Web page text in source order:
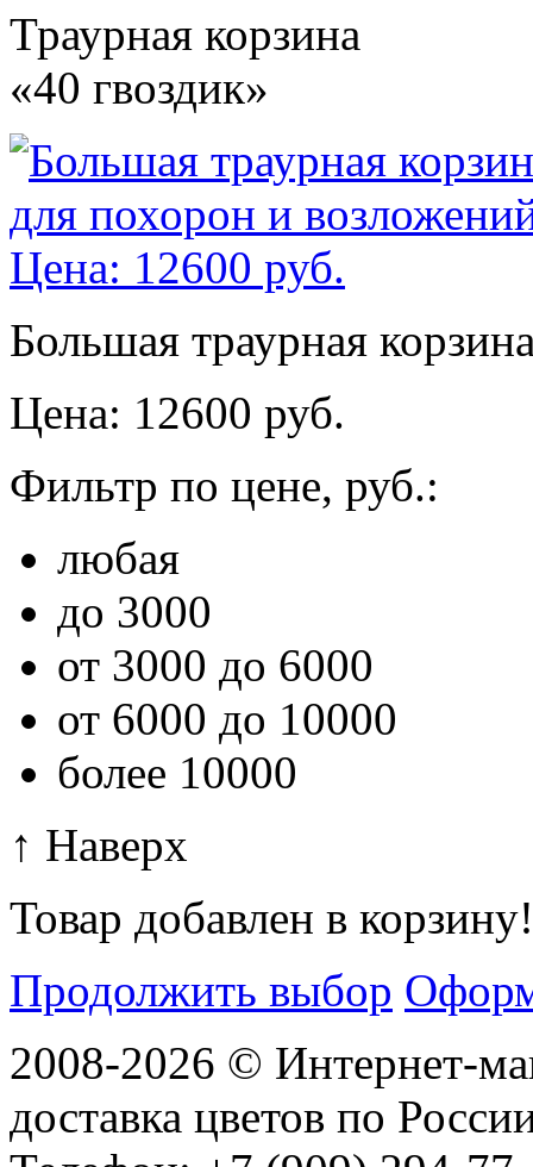
Траурная корзина
«40 гвоздик»
Большая траурная
Цена: 12600 руб.
Фильтр по цене, руб.:
любая
до 3000
от 3000 до 6000
от 6000 до 10000
более 10000
↑ Наверх
Товар добавлен в корзину!
Продолжить выбор
2008-2026 © Интернет-
доставка цветов по